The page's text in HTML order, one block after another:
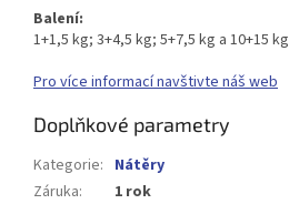
Balení:
1+1,5 kg; 3+4,5 kg; 5+7,5 kg a 10+15 kg
Pro více informací navštivte náš web
Doplňkové parametry
Kategorie: Nátěry
Záruka:
1 rok